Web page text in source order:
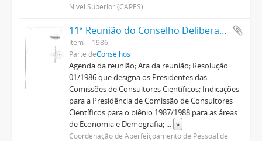
Nível Superior (CAPES)
11ª Reunião do Conselho Deliberativo
Item
1986
Parte deConselhos
Agenda da reunião; Ata da reunião; Resolução
01/1986 que designa os Presidentes das
Comissões de Consultores Científicos; Indicações
para a Presidência de Comissão de Consultores
Científicos para o biênio 1987/1988 para as áreas
de Economia e Demografia; ... »
Coordenação de Aperfeiçoamento de Pessoal de